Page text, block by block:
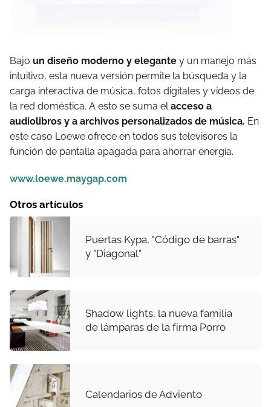
Bajo un diseño moderno y elegante y un manejo más
intuitivo, esta nueva versión permite la búsqueda y la
carga interactiva de música, fotos digitales y videos de
la red doméstica. A esto se suma elacceso a
audiolibros y a archivos personalizados de música. En
este caso Loewe ofrece en todos sus televisores la
función de pantalla apagada para ahorrar energía.
www.loewe.maygap.com
Otros artículos
Puertas Kypa, "Código de barras"
y "Diagonal"
Shadow lights, la nueva familia
de lámparas de la firma Porro
Calendarios de Adviento